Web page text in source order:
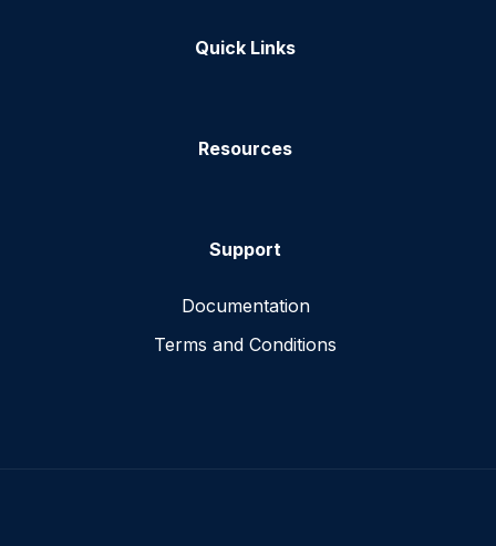
Quick Links
Resources
Support
Documentation
Terms and Conditions